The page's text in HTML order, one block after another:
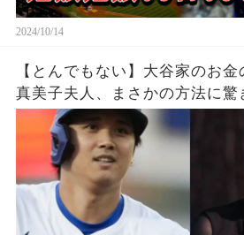
2024/10/14
【とんでもない】大谷家のお
真美子夫人、まさかの方法に驚